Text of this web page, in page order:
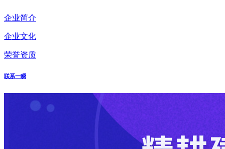
企业简介
企业文化
荣誉资质
联系一瞬